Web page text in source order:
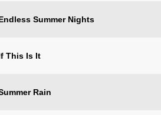
Summer Nights
This Is It
Rain